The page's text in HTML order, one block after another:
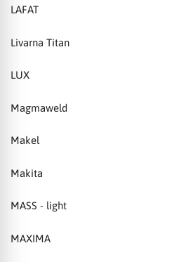
LAFAT
Livarna Titan
LUX
Magmaweld
Makel
Makita
MASS - light
MAXIMA